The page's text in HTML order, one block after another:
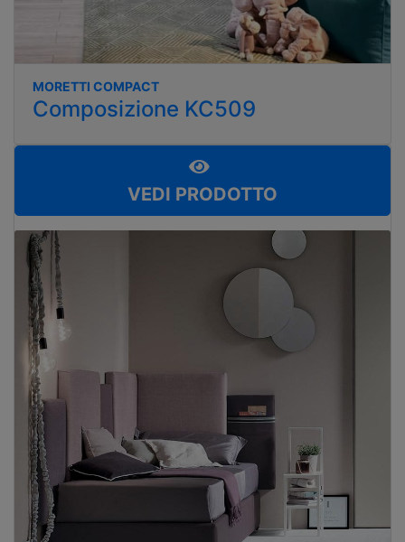
MORETTI COMPACT
Composizione KC509
VEDI PRODOTTO